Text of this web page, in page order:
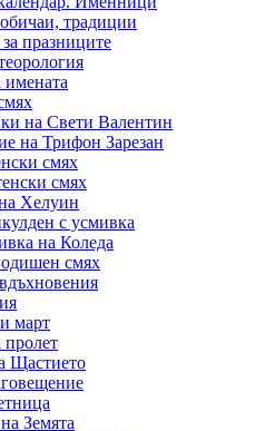
традиции
празниците
имената
на Свети Валентин
на Трифон Зарезан
смях
смях
Хелуин
с усмивка
на Коледа
смях
март
Щастието
Земята